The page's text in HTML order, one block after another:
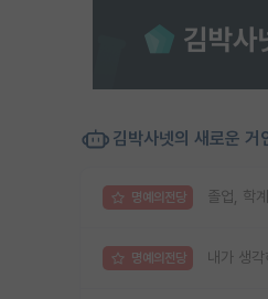
김박사넷의 새로운
명예의전당 졸업, 학
명예의전당 내가 생